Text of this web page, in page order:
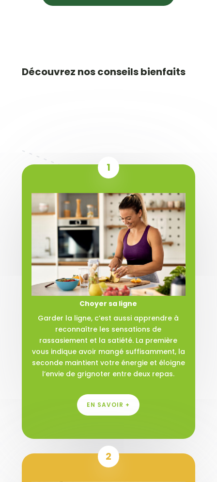
Découvrez nos conseils bienfaits
1
Choyer sa ligne
Garder la ligne, c’est aussi apprendre à
reconnaître les sensations de
rassasiement et la satiété. La première
vous indique avoir mangé suffisamment, la
seconde maintient votre énergie et éloigne
l’envie de grignoter entre deux repas.
EN SAVOIR +
2